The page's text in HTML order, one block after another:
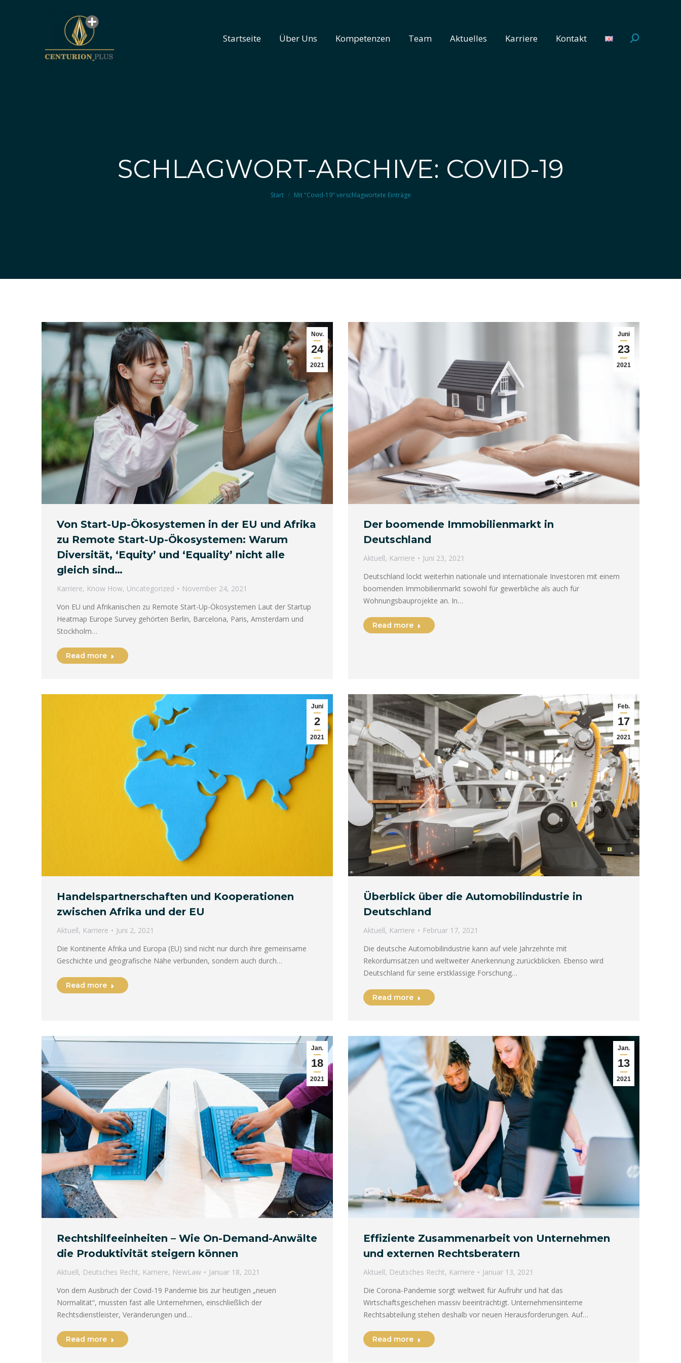
Startseite Über Uns Kompetenzen Team Aktuelles Karriere Kontakt Search:
SCHLAGWORT-ARCHIVE: COVID-19
Sie befinden sich hier:
Start Mit "Covid-19" verschlagwortete Einträge
Nov.
24
2021
Von Start-Up-Ökosystemen in der EU und Afrika
zu Remote Start-Up-Ökosystemen: Warum
Diversität, ‘Equity’ und ‘Equality’ nicht alle
gleich sind…
Karriere, Know How, Uncategorized
November 24, 2021
Von EU und Afrikanischen zu Remote Start-Up-Ökosystemen Laut der Startup
Heatmap Europe Survey gehörten Berlin, Barcelona, ​​​​Paris, Amsterdam und
Stockholm…
Read more
Juni
23
2021
Der boomende Immobilienmarkt in
Deutschland
Aktuell, Karriere
Juni 23, 2021
Deutschland lockt weiterhin nationale und internationale Investoren mit einem
boomenden Immobilienmarkt sowohl für gewerbliche als auch für
Wohnungsbauprojekte an. In…
Read more
Juni
2
2021
Handelspartnerschaften und Kooperationen
zwischen Afrika und der EU
Aktuell, Karriere
Juni 2, 2021
Die Kontinente Afrika und Europa (EU) sind nicht nur durch ihre gemeinsame
Geschichte und geografische Nähe verbunden, sondern auch durch…
Read more
Feb.
17
2021
Überblick über die Automobilindustrie in
Deutschland
Aktuell, Karriere
Februar 17, 2021
Die deutsche Automobilindustrie kann auf viele Jahrzehnte mit
Rekordumsätzen und weltweiter Anerkennung zurückblicken. Ebenso wird
Deutschland für seine erstklassige Forschung…
Read more
Jan.
18
2021
Rechtshilfeeinheiten – Wie On-Demand-Anwälte
die Produktivität steigern können
Aktuell, Deutsches Recht, Karriere, NewLaw
Januar 18, 2021
Von dem Ausbruch der Covid-19 Pandemie bis zur heutigen „neuen
Normalität“, mussten fast alle Unternehmen, einschließlich der
Rechtsdienstleister, Veränderungen und…
Read more
Jan.
13
2021
Effiziente Zusammenarbeit von Unternehmen
und externen Rechtsberatern
Aktuell, Deutsches Recht, Karriere
Januar 13, 2021
Die Corona-Pandemie sorgt weltweit für Aufruhr und hat das
Wirtschaftsgeschehen massiv beeinträchtigt. Unternehmensinterne
Rechtsabteilung stehen deshalb vor neuen Herausforderungen. Auf…
Read more